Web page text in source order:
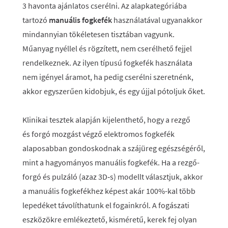
3 havonta ajánlatos cserélni. Az alapkategóriába
tartozó manuális fogkefék használatával ugyanakkor
mindannyian tökéletesen tisztában vagyunk.
Műanyag nyéllel és rögzített, nem cserélhető fejjel
rendelkeznek. Az ilyen típusú fogkefék használata
nem igényel áramot, ha pedig cserélni szeretnénk,
akkor egyszerűen kidobjuk, és egy újjal pótoljuk őket.
Klinikai tesztek alapján kijelenthető, hogy a rezgő
és forgó mozgást végző elektromos fogkefék
alaposabban gondoskodnak a szájüreg egészségéről,
mint a hagyományos manuális fogkefék. Ha a rezgő-
forgó és pulzáló (azaz 3D‑s) modellt választjuk, akkor
a manuális fogkefékhez képest akár 100%-kal több
lepedéket távolíthatunk el fogainkról. A fogászati
eszközökre emlékeztető, kisméretű, kerek fej olyan